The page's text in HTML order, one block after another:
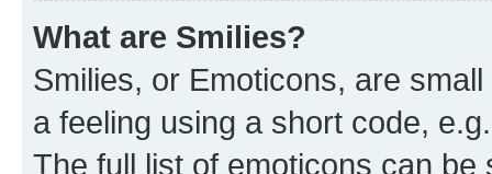
What are Smilies?
Smilies, or Emoticons, are
a feeling using a short code,
The full list of emoticons can